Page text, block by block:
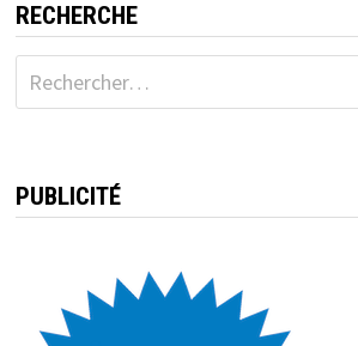
RECHERCHE
Rechercher :
PUBLICITÉ